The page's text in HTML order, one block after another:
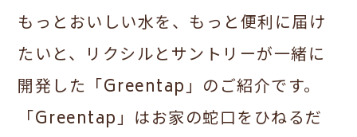
もっとおいしい水を、もっと便利に届け
たいと、リクシルとサントリーが一緒に
開発した「Greentap」のご紹介です。
「Greentap」はお家の蛇口をひねるだ